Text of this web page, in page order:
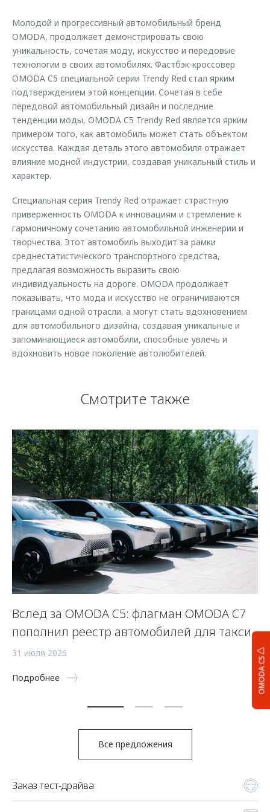
Кредитный калькулятор
Аксессуары
Одежда и сувениры
Оригинальные аксессуары
Запчасти
Трейд-ин
Калькулятор трейд-ин
Клиентская поддержка
O&J Автоклуб
Клуб владельцев OMODA
Приложение O&J
Аксессуары
Одежда и сувениры
Оригинальные аксессуары
Запчасти
Обратная связь
OMODA C5
Молодой и прогрессивный автомобильный бренд
OMODA, продолжает демонстрировать свою
уникальность, сочетая моду, искусство и передовые
технологии в своих автомобилях. Фастбэк-кроссовер
OMODA C5 специальной серии Trendy Red стал ярким
подтверждением этой концепции. Сочетая в себе
передовой автомобильный дизайн и последние
тенденции моды, OMODA C5 Trendy Red является ярким
примером того, как автомобиль может стать объектом
искусства. Каждая деталь этого автомобиля отражает
влияние модной индустрии, создавая уникальный стиль и
характер.
Специальная серия Trendy Red отражает страстную
приверженность OMODA к инновациям и стремление к
гармоничному сочетанию автомобильной инженерии и
творчества. Этот автомобиль выходит за рамки
среднестатистического транспортного средства,
предлагая возможность выразить свою
индивидуальность на дороге. OMODA продолжает
показывать, что мода и искусство не ограничиваются
границами одной отрасли, а могут стать вдохновением
для автомобильного дизайна, создавая уникальные и
запоминающиеся автомобили, способные увлечь и
вдохновить новое поколение автолюбителей.
Смотрите также
Вслед за OMODA C5: флагман OMODA C7
пополнил реестр автомобилей для такси
31 июля 2026
Подробнее
5
Все предложения
Заказ тест-драйва